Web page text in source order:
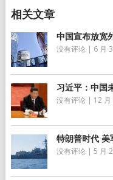
中国宣布放宽
没有评论 | 6 月
习近平：中国
没有评论 | 12
特朗普时代 美
没有评论 | 5 月